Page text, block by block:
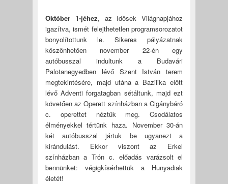
Október 1-jéhez, az Idősek Világnapjához
igazítva, ismét felejthetetlen programsorozatot
bonyolítottunk le. Sikeres pályázatnak
köszönhetően november 22-én egy
autóbusszal indultunk a Budavári
Palotanegyedben lévő Szent István terem
megtekintésére, majd utána a Bazilika előtt
lévő Adventi forgatagban sétáltunk, majd ezt
követően az Operett színházban a Cigánybáró
c. operettet néztük meg. Csodálatos
élményekkel tértünk haza. November 30-án
két autóbusszal jártuk be ugyanezt a
kirándulást. Ekkor viszont az Erkel
színházban a Trón c. előadás varázsolt el
bennünket: végigkísérhettük a Hunyadiak
életét!